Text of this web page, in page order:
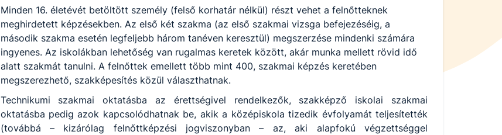
Minden 16. életévét betöltött személy (felső korhatár nélkül) részt vehet a felnőtteknek
meghirdetett képzésekben. Az első két szakma (az első szakmai vizsga befejezéséig, a
második szakma esetén legfeljebb három tanéven keresztül) megszerzése mindenki számára
ingyenes. Az iskolákban lehetőség van rugalmas keretek között, akár munka mellett rövid idő
alatt szakmát tanulni. A felnőttek emellett több mint 400, szakmai képzés keretében
megszerezhető, szakképesítés közül választhatnak.
Technikumi szakmai oktatásba az érettségivel rendelkezők, szakképző iskolai szakmai
oktatásba pedig azok kapcsolódhatnak be, akik a középiskola tizedik évfolyamát teljesítették
(továbbá – kizárólag felnőttképzési jogviszonyban – az, aki alapfokú végzettséggel